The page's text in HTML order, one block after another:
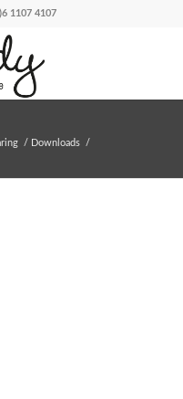
1107 4107
/ Downloads
/